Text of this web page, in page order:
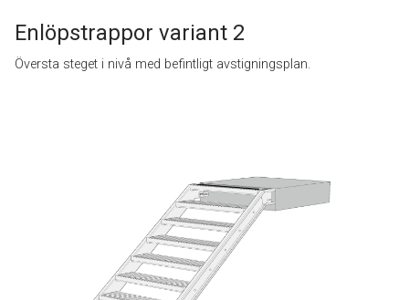
Enlöpstrappor variant 2
Översta steget i nivå med befintligt avstigningsplan.